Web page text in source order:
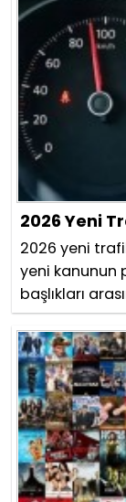
2026 Yeni
2026 yeni
yeni kanunun
başlıkları